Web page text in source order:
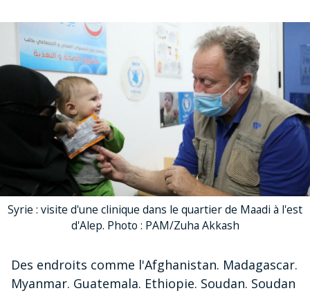
Syrie : visite d'une clinique dans le quartier de Maadi à l'est
d'Alep. Photo : PAM/Zuha Akkash
Des endroits comme l'Afghanistan. Madagascar.
Myanmar. Guatemala. Ethiopie. Soudan. Soudan